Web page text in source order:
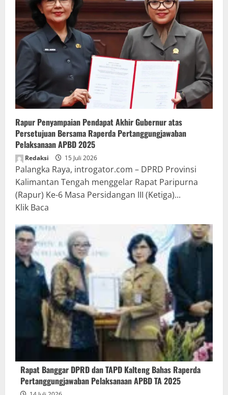
Rapur Penyampaian Pendapat Akhir Gubernur atas
Persetujuan Bersama Raperda Pertanggungjawaban
Pelaksanaan APBD 2025
Redaksi 15 Juli 2026
Palangka Raya, introgator.com – DPRD Provinsi
Kalimantan Tengah menggelar Rapat Paripurna
(Rapur) Ke-6 Masa Persidangan III (Ketiga)...
Klik Baca
about
Rapur
Penyampaian
Pendapat
Akhir
Gubernur
atas
Persetujuan
Bersama
Raperda
Pertanggungjawaban
Pelaksanaan
APBD
Rapat Banggar DPRD dan TAPD Kalteng Bahas Raperda
Pertanggungjawaban Pelaksanaan APBD TA 2025